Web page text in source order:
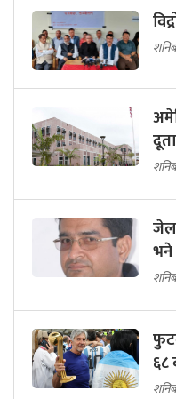
भने
६८